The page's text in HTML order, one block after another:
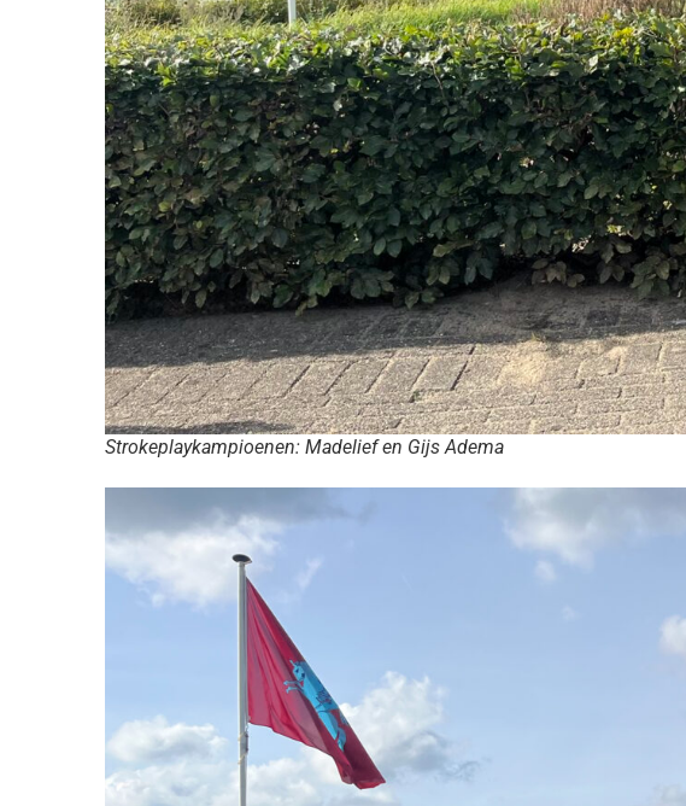
Strokeplaykampioenen: Madelief en Gijs Adema